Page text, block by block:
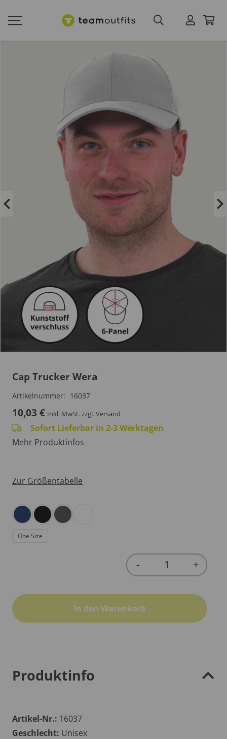
Cap Trucker Wera
Artikelnummer: 16037
10,03 € Inkl. MwSt.zzgl. Versand
Sofort Lieferbar in 2-3 Werktagen
Mehr Produktinfos
Zur Größentabelle
One Size
Quantity
- +
In den Warenkorb
Produktinfo
Artikel-Nr.: 16037
Geschlecht: Unisex